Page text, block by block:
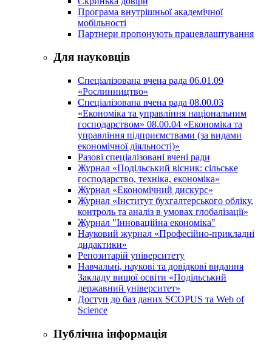
Програма внутрішньої академічної
мобільності
Партнери пропонують працевлаштування
Для науковців
Спеціалізована вчена рада 06.01.09
«Рослинництво»
Спеціалізована вчена рада 08.00.03
«Економіка та управління національним
господарством» 08.00.04 «Економіка та
управління підприємствами (за видами
економічної діяльності)»
Разові спеціалізовані вчені ради
Журнал «Подільський вісник: сільське
господарство, техніка, економіка»
Журнал «Економічний дискурс»
Журнал «Інститут бухгалтерського обліку,
контроль та аналіз в умовах глобалізації»
Журнал "Інноваційна економіка"
Науковий журнал «Професійно-прикладні
дидактики»
Репозитарій університету
Навчальні, наукові та довідкові видання
Закладу вищої освіти «Подільський
державний університет»
Доступ до баз даних SCOPUS та Web of
Science
Публічна інформація